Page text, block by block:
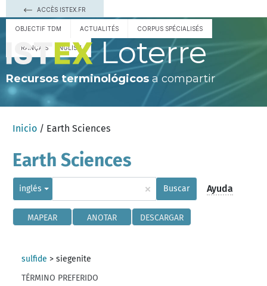
ACCÈS ISTEX.FR
OBJECTIF TDM ACTUALITÉS CORPUS SPÉCIALISÉS
FRANÇAIS ENGLISH Loterre
Recursos terminológicos a compartir
Inicio / Earth Sciences
Earth Sciences
inglés × Buscar Ayuda
MAPEAR ANOTAR DESCARGAR
sulfide >siegenite
TÉRMINO PREFERIDO